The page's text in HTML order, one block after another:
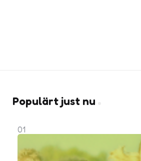
Populärt just nu
01